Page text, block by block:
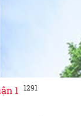
1 1291